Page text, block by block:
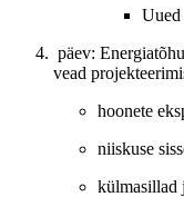
Uued
päev:
vead
hoonete
niiskuse
külmasillad